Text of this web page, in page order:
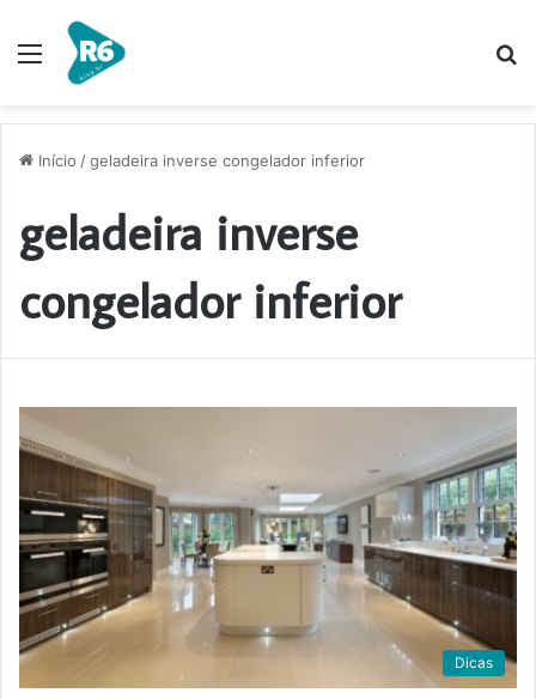
Menu
Início /geladeira inverse congelador inferior
geladeira inverse
congelador inferior
Dicas